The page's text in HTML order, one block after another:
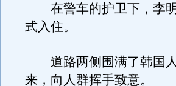
在警车的护卫下，李明
式入住。
道路两侧围满了韩国人
来，向人群挥手致意。